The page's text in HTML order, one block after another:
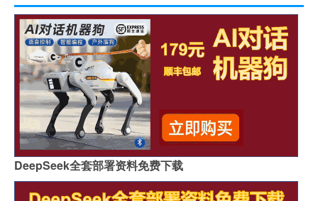
DeepSeek全套部署资料免费下载